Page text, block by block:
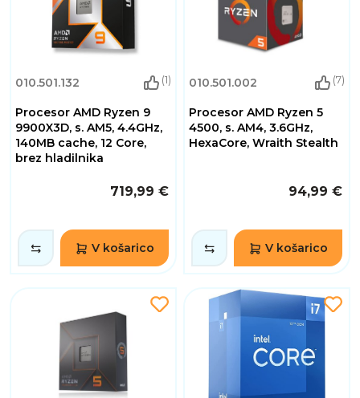
010.501.132 (1)
Procesor AMD Ryzen 9
9900X3D, s. AM5, 4.4GHz,
140MB cache, 12 Core,
brez hladilnika
719,99 €
V košarico
010.501.002 (7)
Procesor AMD Ryzen 5
4500, s. AM4, 3.6GHz,
HexaCore, Wraith Stealth
94,99 €
V košarico